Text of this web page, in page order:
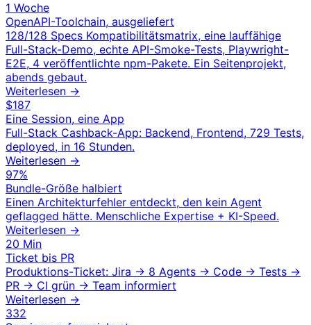
1 Woche
OpenAPI-Toolchain, ausgeliefert
128/128 Specs Kompatibilitätsmatrix, eine lauffähige
Full-Stack-Demo, echte API-Smoke-Tests, Playwright-
E2E, 4 veröffentlichte npm-Pakete. Ein Seitenprojekt,
abends gebaut.
Weiterlesen →
$187
Eine Session, eine App
Full-Stack Cashback-App: Backend, Frontend, 729 Tests,
deployed, in 16 Stunden.
Weiterlesen →
97%
Bundle-Größe halbiert
Einen Architekturfehler entdeckt, den kein Agent
geflagged hätte. Menschliche Expertise + KI-Speed.
Weiterlesen →
20 Min
Ticket bis PR
Produktions-Ticket: Jira → 8 Agents → Code → Tests →
PR → CI grün → Team informiert
Weiterlesen →
332